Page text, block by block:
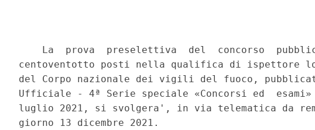
La  prova  preselettiva  del  concorso
centoventotto posti nella qualifica di ispettore
del Corpo nazionale dei vigili del fuoco,
Ufficiale - 4ª Serie speciale «Concorsi ed
luglio 2021, si svolgera', in via telematica da
giorno 13 dicembre 2021.